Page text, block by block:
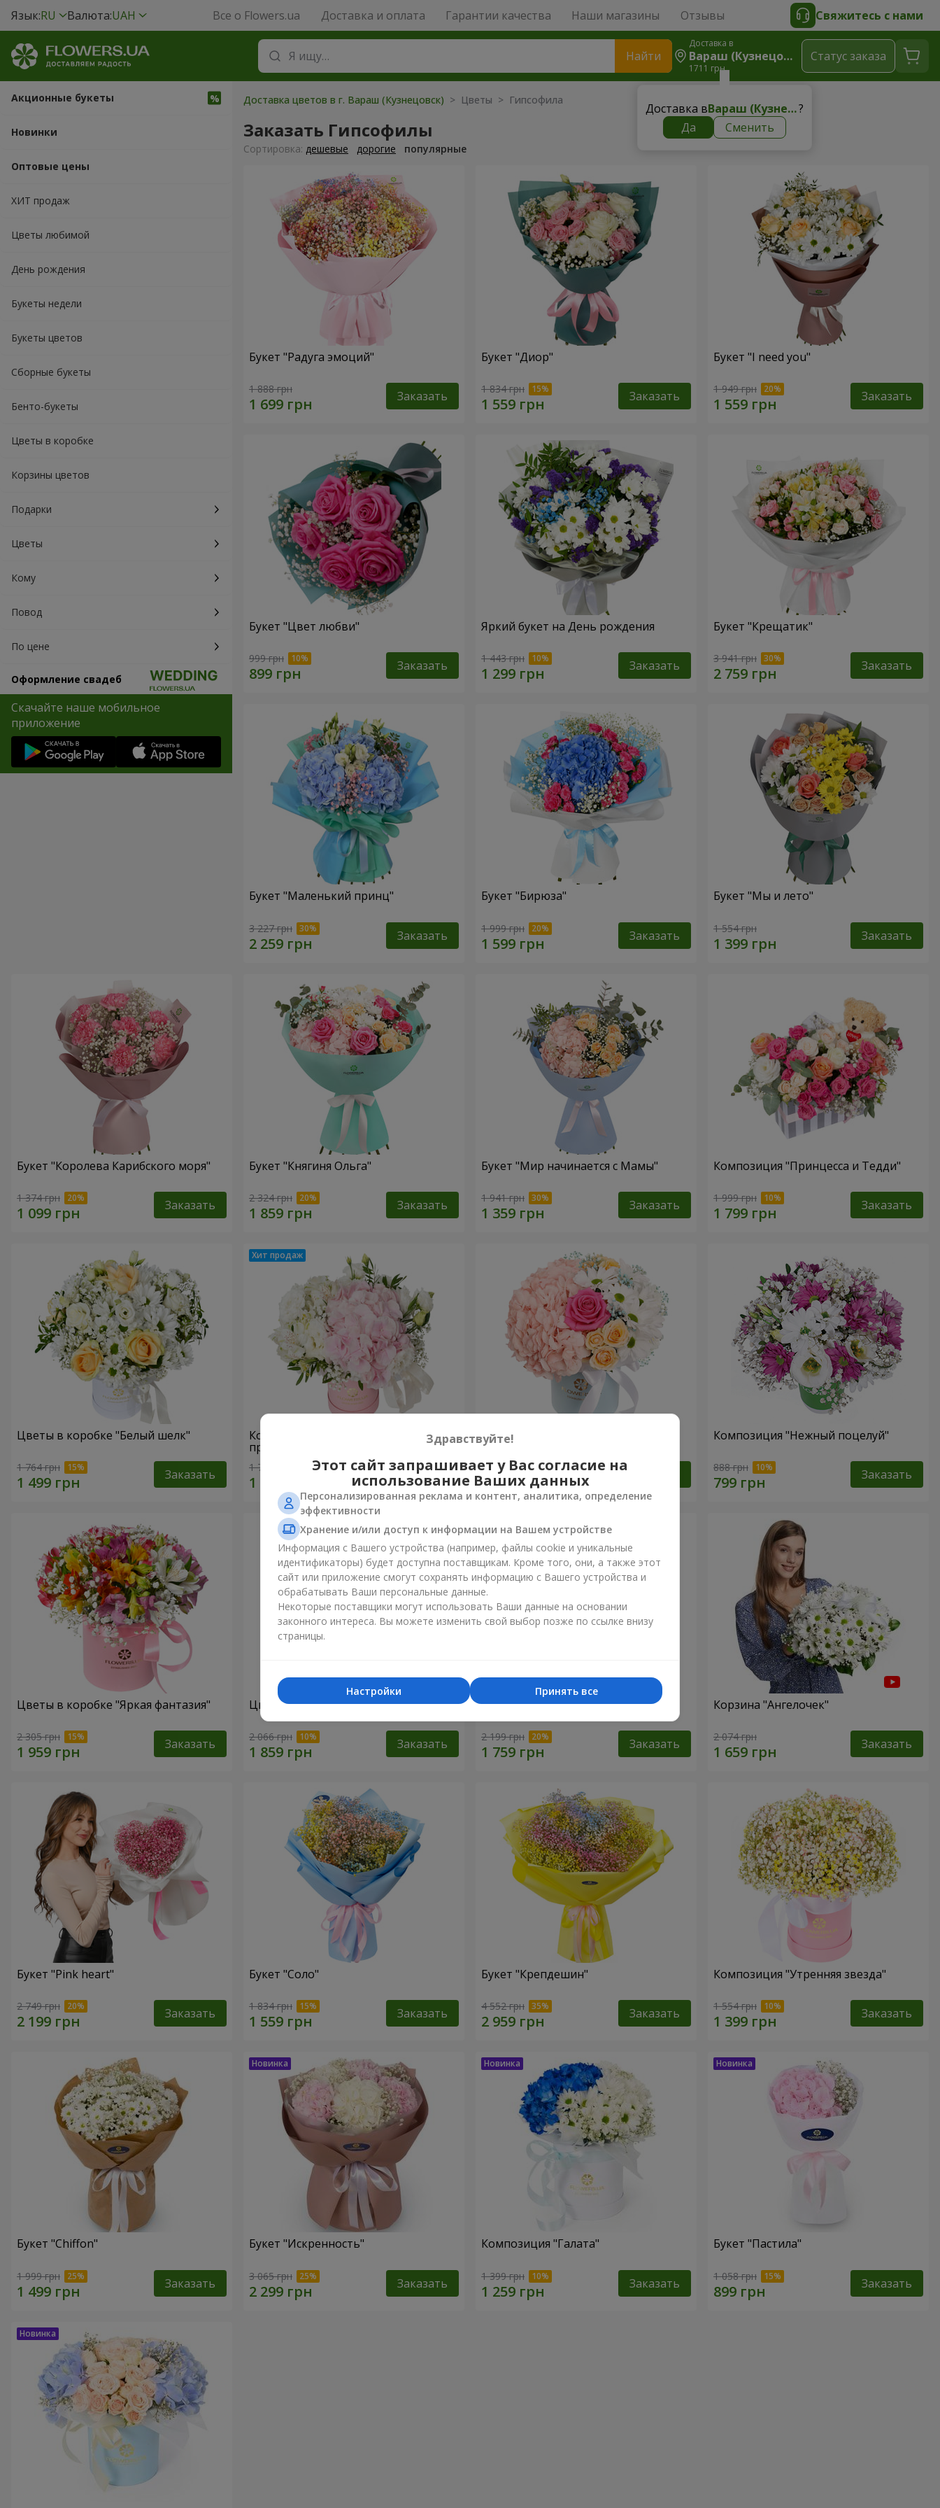
Язык:RU Валюта:UAH Все о Flowers.ua Доставка и оплата Гарантии качества Наши магазины Отзывы Свяжитесь с нами
Найти
Доставка в
Вараш (Кузнецовск)
1711 грн
Доставка в Вараш (Кузнецовск)?
Да
Сменить
Cтатус заказа
Акционные букеты
Новинки
Оптовые цены
ХИТ продаж
Цветы любимой
День рождения
Букеты недели
Букеты цветов
Сборные букеты
Бенто-букеты
Цветы в коробке
Корзины цветов
Подарки
Цветы
Кому
Повод
По цене
Оформление свадеб
Скачайте наше мобильное
приложение
Доставка цветов в г. Вараш (Кузнецовск) > Цветы > Гипсофила
Заказать Гипсофилы
Cортировка: дешевые дорогие популярные
Букет "Радуга эмоций"
1 888 грн Заказать
Букет "Диор"
1 834 грн Заказать
Букет "I need you"
1 949 грн Заказать
Букет "Цвет любви"
999 грн Заказать
Яркий букет на День рождения
1 443 грн Заказать
Букет "Крещатик"
3 941 грн Заказать
Букет "Маленький принц"
3 227 грн Заказать
Букет "Бирюза"
1 999 грн Заказать
Букет "Мы и лето"
1 554 грн Заказать
Букет "Королева Карибского моря"
1 374 грн Заказать
Букет "Княгиня Ольга"
2 324 грн Заказать
Букет "Мир начинается с Мамы"
1 941 грн Заказать
Композиция "Принцесса и Тедди"
1 999 грн Заказать
Цветы в коробке "Белый шелк"
1 764 грн Заказать
Композиция "Нежное
прикосновение"
1 777 грн Заказать
Цветы в коробке "Счастья не
избежать"
1 599 грн
Композиция "Нежный поцелуй"
888 грн Заказать
Цветы в коробке "Яркая фантазия"
2 305 грн Заказать
Цветы в коробке "Соломия"
2 066 грн Заказать
Цветы в коробке "Помпадур"
2 199 грн Заказать
Корзина "Ангелочек"
2 074 грн Заказать
Букет "Pink heart"
2 749 грн Заказать
Букет "Соло"
1 834 грн Заказать
Букет "Крепдешин"
4 552 грн Заказать
Композиция "Утренняя звезда"
1 554 грн Заказать
Букет "Chiffon"
1 999 грн Заказать
Букет "Искренность"
3 065 грн Заказать
Композиция "Галата"
1 399 грн Заказать
Букет "Пастила"
1 058 грн Заказать
Здравствуйте!
Этот сайт запрашивает у Вас согласие на
использование Ваших данных
Персонализированная реклама и контент, аналитика, определение
эффективности
Хранение и/или доступ к информации на Вашем устройстве
Информация с Вашего устройства (например, файлы cookie и уникальные
идентификаторы) будет доступна поставщикам. Кроме того, они, а также этот
сайт или приложение смогут сохранять информацию с Вашего устройства и
обрабатывать Ваши персональные данные.
Некоторые поставщики могут использовать Ваши данные на основании
законного интереса. Вы можете изменить свой выбор позже по ссылке внизу
страницы.
Принять все
Настройки